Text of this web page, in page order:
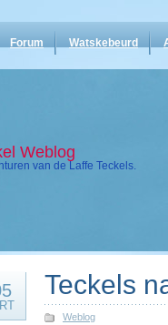
Forum Watskebeurd
Weblog
van de Laffe Teckels.
Teckels
Weblog